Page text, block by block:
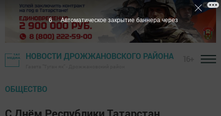
НОВОСТИ ДРОЖЖАНОВСКОГО РАЙОНА
ОБЩЕСТВО
5 Автоматическое закрытие баннера через